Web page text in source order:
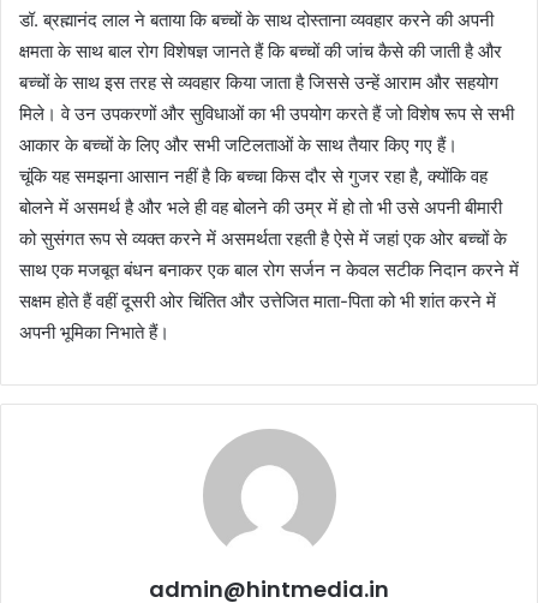
डॉ. ब्रह्मानंद लाल ने बताया कि बच्चों के साथ दोस्ताना व्यवहार करने की अपनी
क्षमता के साथ बाल रोग विशेषज्ञ जानते हैं कि बच्चों की जांच कैसे की जाती है और
बच्चों के साथ इस तरह से व्यवहार किया जाता है जिससे उन्हें आराम और सहयोग
मिले। वे उन उपकरणों और सुविधाओं का भी उपयोग करते हैं जो विशेष रूप से सभी
आकार के बच्चों के लिए और सभी जटिलताओं के साथ तैयार किए गए हैं।
चूंकि यह समझना आसान नहीं है कि बच्चा किस दौर से गुजर रहा है, क्योंकि वह
बोलने में असमर्थ है और भले ही वह बोलने की उम्र में हो तो भी उसे अपनी बीमारी
को सुसंगत रूप से व्यक्त करने में असमर्थता रहती है ऐसे में जहां एक ओर बच्चों के
साथ एक मजबूत बंधन बनाकर एक बाल रोग सर्जन न केवल सटीक निदान करने में
सक्षम होते हैं वहीं दूसरी ओर चिंतित और उत्तेजित माता-पिता को भी शांत करने में
अपनी भूमिका निभाते हैं।
admin@hintmedia.in